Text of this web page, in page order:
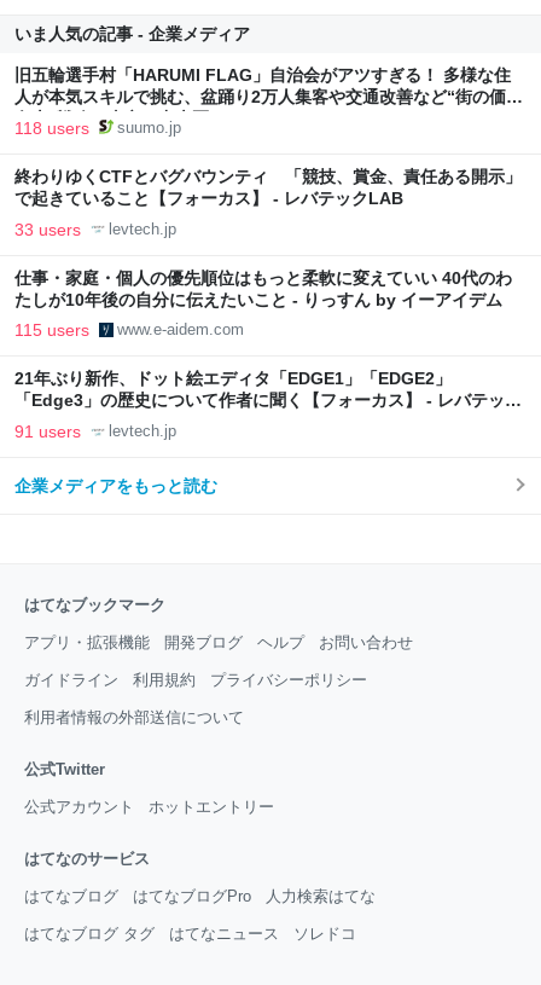
いま人気の記事 - 企業メディア
旧五輪選手村「HARUMI FLAG」自治会がアツすぎる！ 多様な住
人が本気スキルで挑む、盆踊り2万人集客や交通改善など“街の価値
向上”戦略 東京・中央区
118 users suumo.jp
終わりゆくCTFとバグバウンティ 「競技、賞金、責任ある開示」
で起きていること【フォーカス】 - レバテックLAB
33 users levtech.jp
仕事・家庭・個人の優先順位はもっと柔軟に変えていい 40代のわ
たしが10年後の自分に伝えたいこと - りっすん by イーアイデム
115 users www.e-aidem.com
21年ぶり新作、ドット絵エディタ「EDGE1」「EDGE2」
「Edge3」の歴史について作者に聞く【フォーカス】 - レバテック
LAB
91 users levtech.jp
企業メディアをもっと読む
はてなブックマーク
アプリ・拡張機能 開発ブログ ヘルプ お問い合わせ
ガイドライン 利用規約 プライバシーポリシー
利用者情報の外部送信について
公式Twitter
公式アカウント ホットエントリー
はてなのサービス
はてなブログ はてなブログPro 人力検索はてな
はてなブログ タグ はてなニュース ソレドコ